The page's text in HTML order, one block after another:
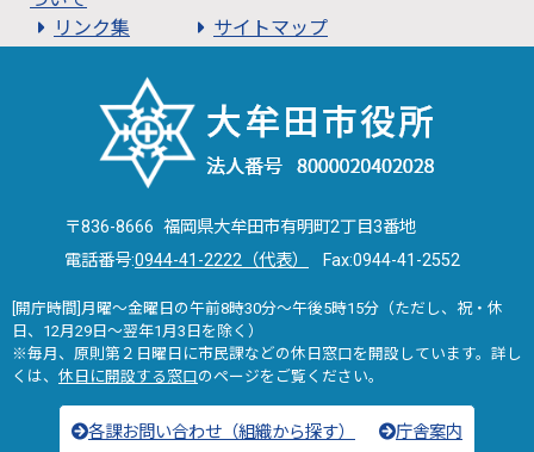
リンク集
サイトマップ
〒836-8666 福岡県大牟田市有明町2丁目3番地
電話番号:0944-41-2222（代表） Fax:0944-41-2552
[開庁時間]月曜～金曜日の午前8時30分～午後5時15分（ただし、祝・休
日、12月29日～翌年1月3日を除く）
※毎月、原則第２日曜日に市民課などの休日窓口を開設しています。詳し
くは、 休日に開設する窓口のページをご覧ください。
各課お問い合わせ（組織から探す） 庁舎案内